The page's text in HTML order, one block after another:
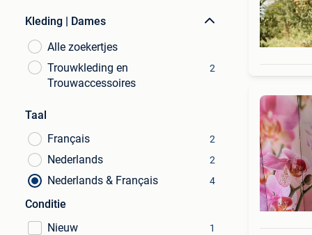
Kleding | Dames
Alle zoekertjes
Trouwkleding en
Trouwaccessoires
2
Taal
Français
2
Nederlands 2
Nederlands & Français 4
Conditie
Nieuw
1